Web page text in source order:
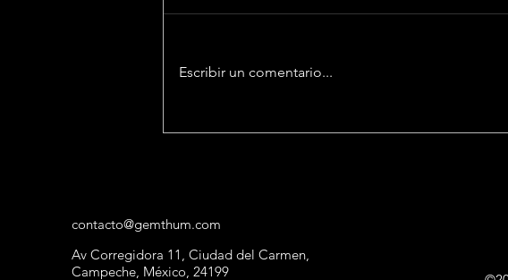
Escribir un comentario...
contacto@gemthum.com
Av Corregidora 11, Ciudad del Carmen,
Campeche, México, 24199